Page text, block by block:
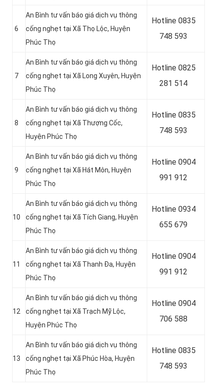
6
An Bình tư vấn báo giá dịch vụ thông
cống nghẹt tại Xã Thọ Lộc, Huyện
Phúc Thọ
Hotline 0835
748 593
7
An Bình tư vấn báo giá dịch vụ thông
cống nghẹt tại Xã Long Xuyên, Huyện
Phúc Thọ
Hotline 0825
281 514
8
An Bình tư vấn báo giá dịch vụ thông
cống nghẹt tại Xã Thượng Cốc,
Huyện Phúc Thọ
Hotline 0835
748 593
9
An Bình tư vấn báo giá dịch vụ thông
cống nghẹt tại Xã Hát Môn, Huyện
Phúc Thọ
Hotline 0904
991 912
10
An Bình tư vấn báo giá dịch vụ thông
cống nghẹt tại Xã Tích Giang, Huyện
Phúc Thọ
Hotline 0934
655 679
11
An Bình tư vấn báo giá dịch vụ thông
cống nghẹt tại Xã Thanh Đa, Huyện
Phúc Thọ
Hotline 0904
991 912
12
An Bình tư vấn báo giá dịch vụ thông
cống nghẹt tại Xã Trạch Mỹ Lộc,
Huyện Phúc Thọ
Hotline 0904
706 588
13
An Bình tư vấn báo giá dịch vụ thông
cống nghẹt tại Xã Phúc Hòa, Huyện
Phúc Thọ
Hotline 0835
748 593